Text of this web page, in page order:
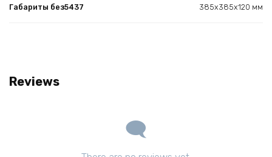
Габариты без5437 385х385х120 мм
Reviews